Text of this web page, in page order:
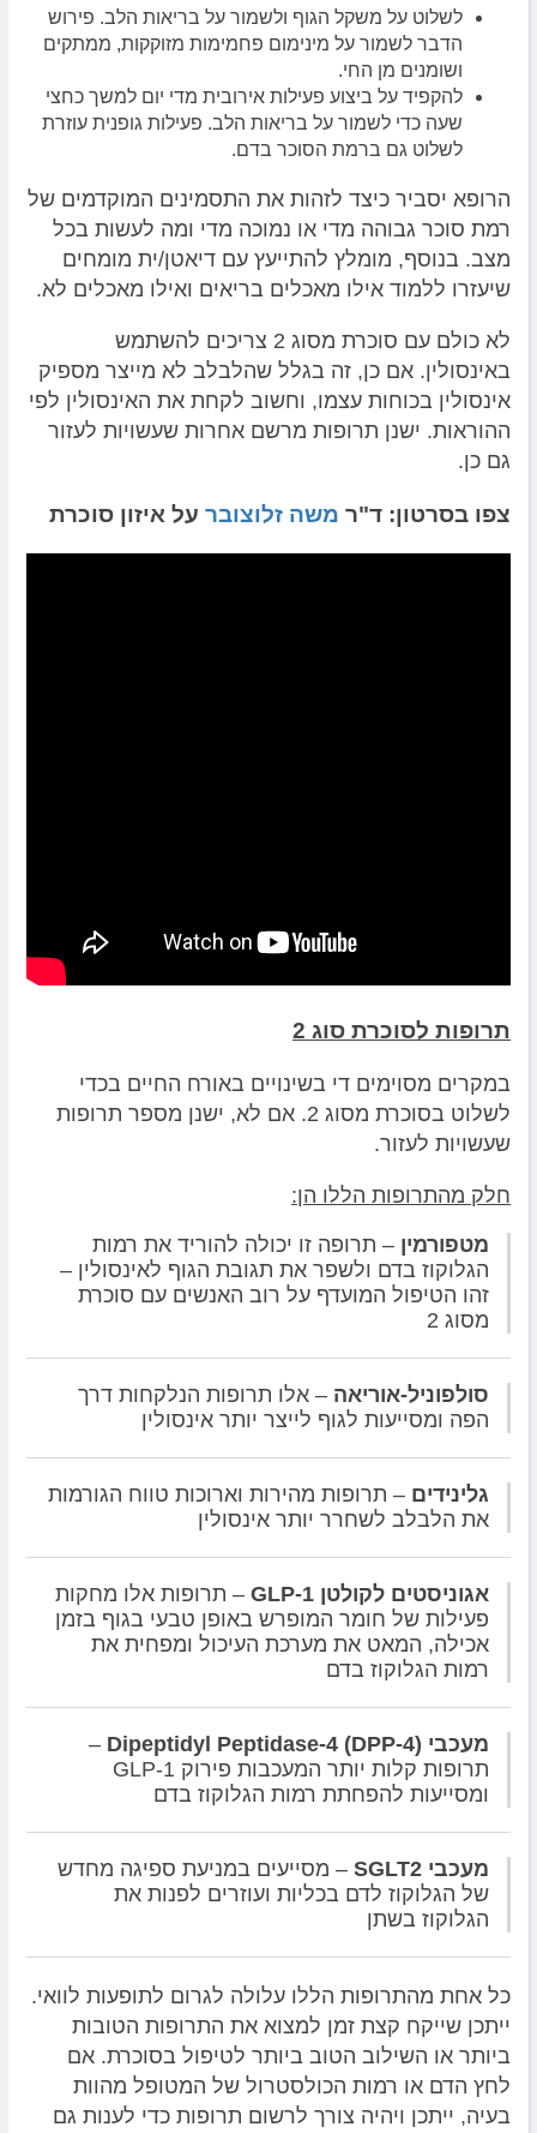
לשלוט על משקל הגוף ולשמור על בריאות הלב. פירוש
הדבר לשמור על מינימום פחמימות מזוקקות, ממתקים
ושומנים מן החי.
להקפיד על ביצוע פעילות אירובית מדי יום למשך כחצי
שעה כדי לשמור על בריאות הלב. פעילות גופנית עוזרת
לשלוט גם ברמת הסוכר בדם.
הרופא יסביר כיצד לזהות את התסמינים המוקדמים של
רמת סוכר גבוהה מדי או נמוכה מדי ומה לעשות בכל
מצב. בנוסף, מומלץ להתייעץ עם דיאטן/ית מומחים
שיעזרו ללמוד אילו מאכלים בריאים ואילו מאכלים לא.
לא כולם עם סוכרת מסוג 2 צריכים להשתמש
באינסולין. אם כן, זה בגלל שהלבלב לא מייצר מספיק
אינסולין בכוחות עצמו, וחשוב לקחת את האינסולין לפי
ההוראות. ישנן תרופות מרשם אחרות שעשויות לעזור
גם כן.
צפו בסרטון: ד"ר משה זלוצובר על איזון סוכרת
תרופות לסוכרת סוג 2
במקרים מסוימים די בשינויים באורח החיים בכדי
לשלוט בסוכרת מסוג 2. אם לא, ישנן מספר תרופות
שעשויות לעזור.
חלק מהתרופות הללו הן:
מטפורמין – תרופה זו יכולה להוריד את רמות
הגלוקוז בדם ולשפר את תגובת הגוף לאינסולין –
זהו הטיפול המועדף על רוב האנשים עם סוכרת
מסוג 2
סולפוניל-אוריאה – אלו תרופות הנלקחות דרך
הפה ומסייעות לגוף לייצר יותר אינסולין
גלינידים – תרופות מהירות וארוכות טווח הגורמות
את הלבלב לשחרר יותר אינסולין
אגוניסטים לקולטן GLP-1 – תרופות אלו מחקות
פעילות של חומר המופרש באופן טבעי בגוף בזמן
אכילה, המאט את מערכת העיכול ומפחית את
רמות הגלוקוז בדם
מעכבי Dipeptidyl Peptidase-4 (DPP-4)
–
תרופות קלות יותר המעכבות פירוק GLP-1
ומסייעות להפחתת רמות הגלוקוז בדם
מעכבי SGLT2 – מסייעים במניעת ספיגה מחדש
של הגלוקוז לדם בכליות ועוזרים לפנות את
הגלוקוז בשתן
כל אחת מהתרופות הללו עלולה לגרום לתופעות לוואי.
ייתכן שייקח קצת זמן למצוא את התרופות הטובות
ביותר או השילוב הטוב ביותר לטיפול בסוכרת. אם
לחץ הדם או רמות הכולסטרול של המטופל מהוות
בעיה, ייתכן ויהיה צורך לרשום תרופות כדי לענות גם